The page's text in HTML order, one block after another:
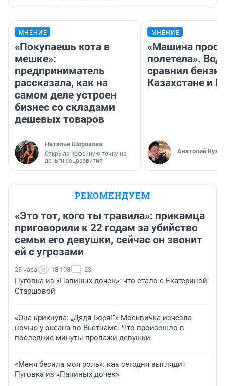
МНЕНИЕ
«Покупаешь кота в
мешке»:
предприниматель
рассказала, как на
самом деле устроен
бизнес со складами
дешевых товаров
Наталья Шорохова
Открыла кофейную точку на
деньги соцразвития
МНЕНИЕ
«Машина
полетела».
сравнил
Казахстане и
Анатолий
РЕКОМЕНДУЕМ
«Это тот, кого ты травила»: прикамца
приговорили к 22 годам за убийство
семьи его девушки, сейчас он звонит
ей с угрозами
23 часа 18 108 23
Пуговка из «Папиных дочек»: что стало с Екатериной
Старшовой
«Она крикнула: „Дядя Боря!“» Москвичка исчезла
ночью у океана во Вьетнаме. Что произошло в
последние минуты пропажи девушки
«Меня бесила моя роль»: как сегодня выглядит
Пуговка из «Папиных дочек»